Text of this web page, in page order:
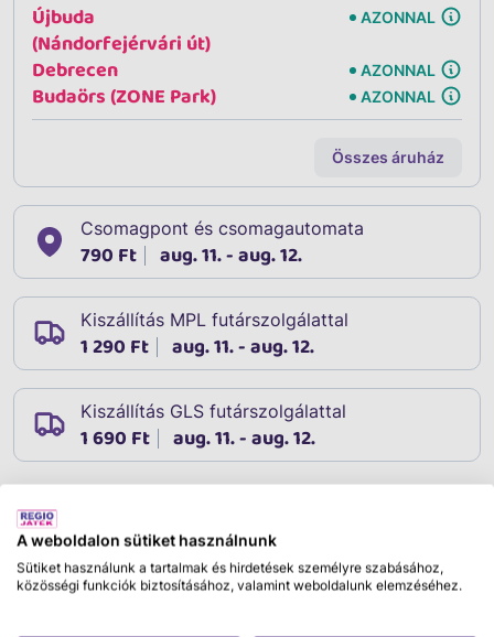
Újbuda
(Nándorfejérvári út)
AZONNAL
Debrecen AZONNAL
Budaörs (ZONE Park) AZONNAL
Összes áruház
Csomagpont és csomagautomata
790 Ft aug. 11. - aug. 12.
Kiszállítás MPL futárszolgálattal
1 290 Ft aug. 11. - aug. 12.
Kiszállítás GLS futárszolgálattal
1 690 Ft aug. 11. - aug. 12.
Leírás
Bogyó és Babóca találkozik a boszorkányokkal! Mi sül
A weboldalon sütiket használnunk
Sütiket használunk a tartalmak és hirdetések személyre szabásához,
közösségi funkciók biztosításához, valamint weboldalunk elemzéséhez.